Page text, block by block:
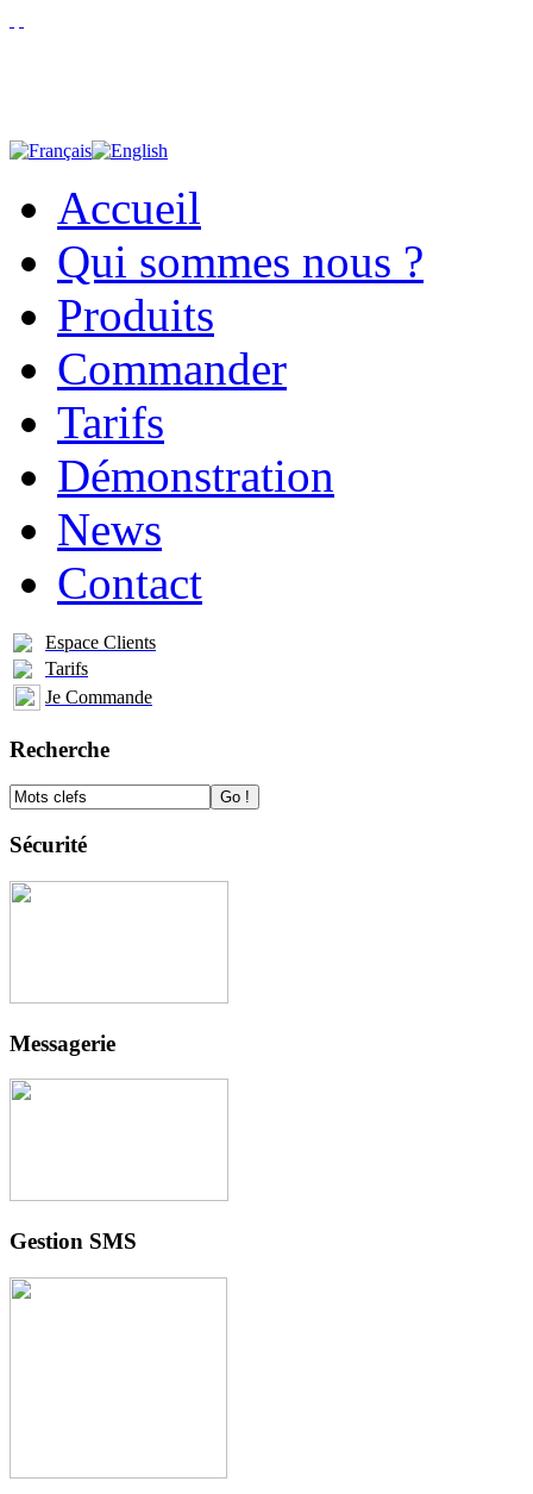
Accueil
Qui sommes nous ?
Produits
Commander
Tarifs
Démonstration
News
Contact
Espace Clients
Tarifs
Je Commande
Recherche
Sécurité
Messagerie
Gestion SMS